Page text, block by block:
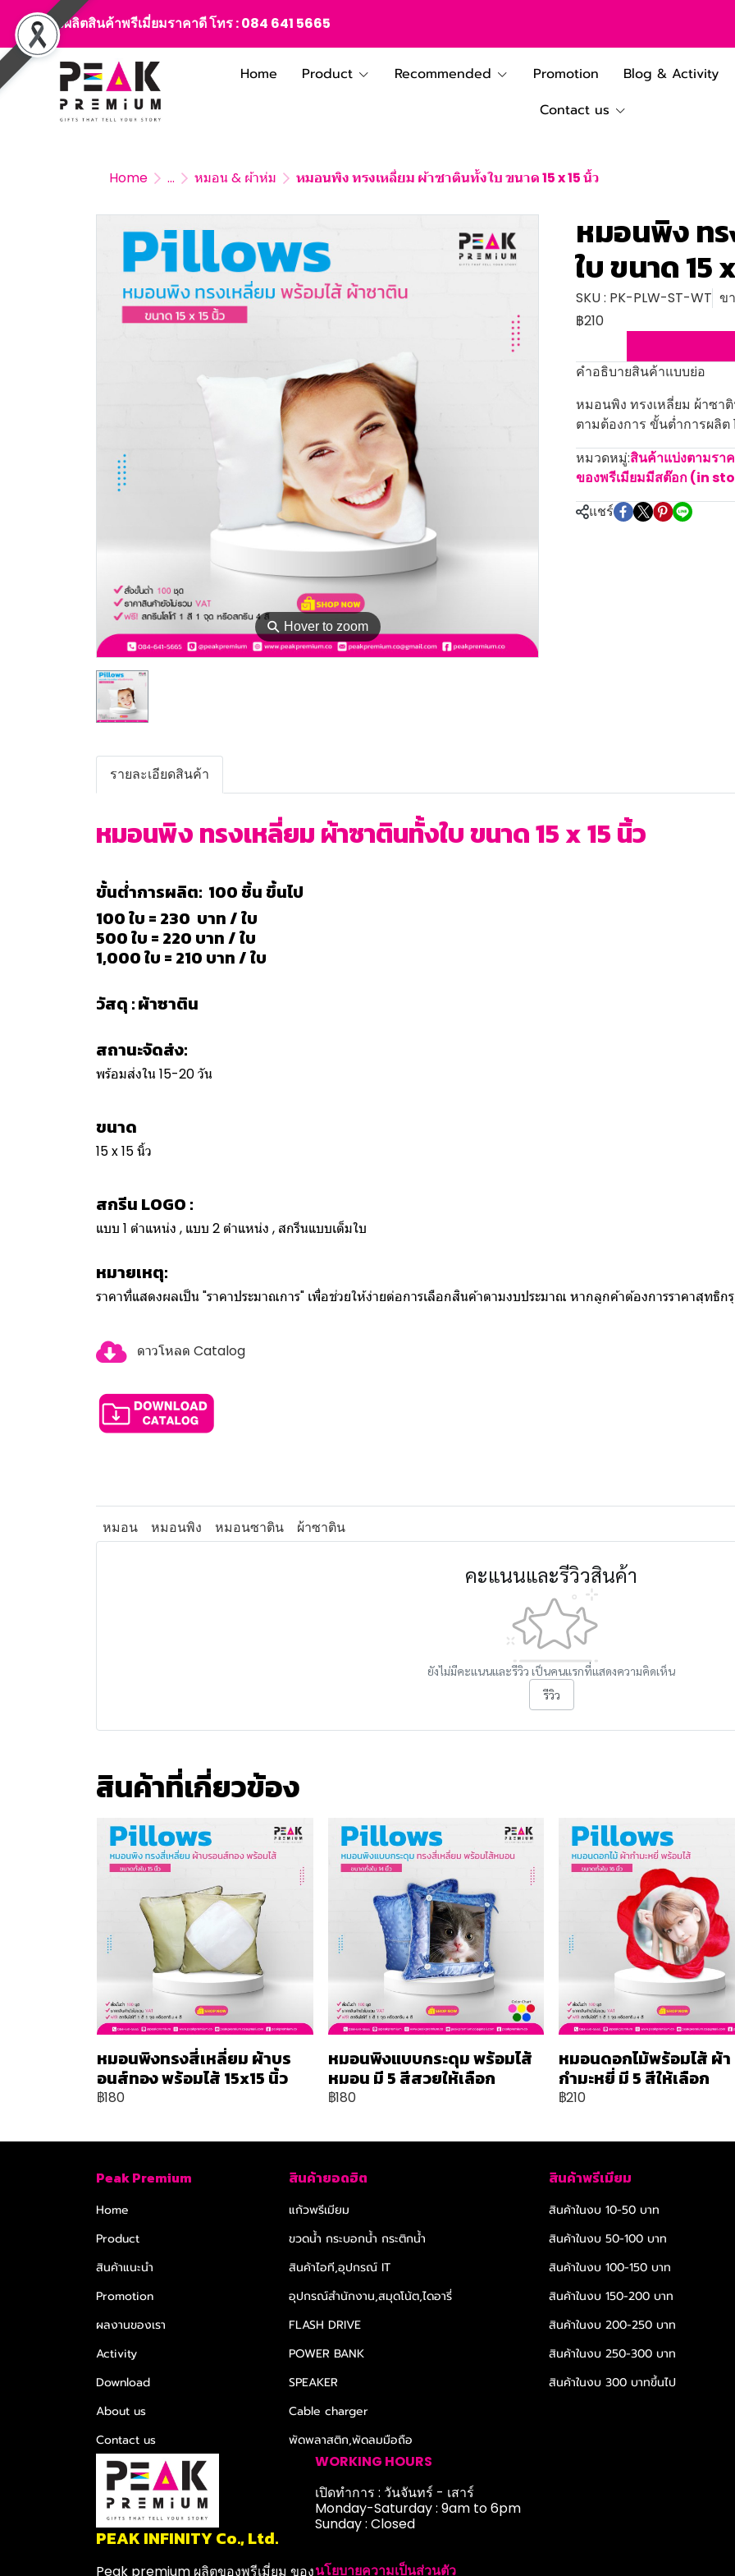
สั่งผลิตสินค้าพรีเมี่ยมราคาดี โทร :084 641 5665
Home Product Recommended Promotion Blog & Activity
Contact us
Home ... หมอน & ผ้าห่ม หมอนพิง ทรงเหลี่ยม ผ้าซาตินทั้งใบ ขนาด 15 x 15 นิ้ว
⚲ Hover to zoom
หมอนพิง ท
ใบ ขนาด 15
SKU : PK-PLW-ST-WT ข
฿210
คำอธิบายสินค้าแบบย่อ
หมอนพิง ทรงเหลี่ยม ผ้าซา
ตามต้องการ ขั้นต่ำการผลิ
หมวดหมู่:สินค้าแบ่งตามรา
ของพรีเมียมมีสต๊อก (in
แชร์
รายละเอียดสินค้า
หมอนพิง ทรงเหลี่ยม ผ้าซาตินทั้งใบ ขนาด 15 x 15 นิ้ว
ขั้นต่ำการผลิต: 100 ชิ้น ขึ้นไป
100 ใบ = 230 บาท / ใบ
500 ใบ = 220 บาท / ใบ
1,000 ใบ = 210 บาท / ใบ
วัสดุ : ผ้าซาติน
สถานะจัดส่ง:
พร้อมส่งใน 15-20 วัน
ขนาด
15 x 15 นิ้ว
สกรีน LOGO :
แบบ 1 ตำแหน่ง , แบบ 2 ตำแหน่ง , สกรีนแบบเต็มใบ
หมายเหตุ:
ราคาที่แสดงผลเป็น "ราคาประมาณการ" เพื่อช่วยให้ง่ายต่อการเลือกสินค้าตามงบประมาณ หากลูกค้าต้องการราคาสุทธิ
ดาวโหลด Catalog
หมอน หมอนพิง หมอนซาติน ผ้าซาติน
คะแนนและรีวิวสินค้า
ยังไม่มีคะแนนและรีวิว เป็นคนแรกที่แสดงความคิดเห็น
รีวิว
สินค้าที่เกี่ยวข้อง
หมอนพิงทรงสี่เหลี่ยม ผ้าบร
อนส์ทอง พร้อมไส้ 15x15 นิ้ว
฿180
หมอนพิงแบบกระดุม พร้อมไส้
หมอน มี 5 สีสวยให้เลือก
฿180
หมอนดอกไม้พร้อมไส้ ผ้า
กำมะหยี่ มี 5 สีให้เลือก
฿210
Peak Premium
Home
Product
สินค้าแนะนำ
Promotion
ผลงานของเรา
Activity
Download
About us
Contact us
สินค้ายอดฮิต
แก้วพรีเมียม
ขวดน้ำ กระบอกน้ำ กระติกน้ำ
สินค้าไอที,อุปกรณ์ IT
อุปกรณ์สำนักงาน,สมุดโน้ต,ไดอารี่
FLASH DRIVE
POWER BANK
SPEAKER
Cable charger
พัดพลาสติก,พัดลมมือถือ
สินค้าพรีเมียม
สินค้าในงบ 10-50 บาท
สินค้าในงบ 50-100 บาท
สินค้าในงบ 100-150 บาท
สินค้าในงบ 150-200 บาท
สินค้าในงบ 200-250 บาท
สินค้าในงบ 250-300 บาท
สินค้าในงบ 300 บาทขึ้นไป
PEAK INFINITY Co., Ltd.
Peak premium ผลิตของพรีเมี่ยม ของ
WORKING HOURS
เปิดทำการ : วันจันทร์ - เสาร์
Monday-Saturday : 9am to 6pm
Sunday : Closed
นโยบายความเป็นส่วนตัว